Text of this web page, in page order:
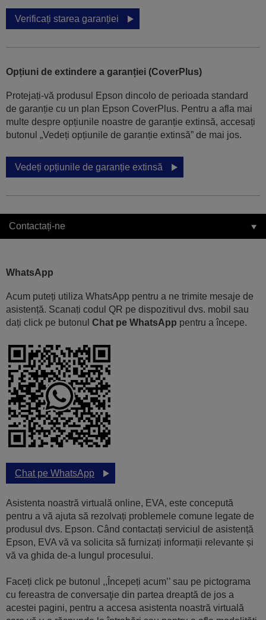
Verificați starea garanției
Opțiuni de extindere a garanției (CoverPlus)
Protejați-vă produsul Epson dincolo de perioada standard
de garanție cu un plan Epson CoverPlus. Pentru a afla mai
multe despre opțiunile noastre de garanție extinsă, accesați
butonul „Vedeți opțiunile de garanție extinsă” de mai jos.
Vedeți opțiunile de garanție extinsă
Contactați-ne
WhatsApp
Acum puteți utiliza WhatsApp pentru a ne trimite mesaje de
asistență. Scanați codul QR pe dispozitivul dvs. mobil sau
dați click pe butonul Chat pe WhatsApp pentru a începe.
Chat pe WhatsApp
Asistenta noastră virtuală online, EVA, este concepută
pentru a vă ajuta să rezolvați problemele comune legate de
produsul dvs. Epson. Când contactați serviciul de asistență
Epson, EVA vă va solicita să furnizați informații relevante și
vă va ghida de-a lungul procesului.
Faceți click pe butonul ,,Începeți acum’’ sau pe pictograma
cu fereastra de conversaţie din partea dreaptă de jos a
acestei pagini, pentru a accesa asistenta noastră virtuală